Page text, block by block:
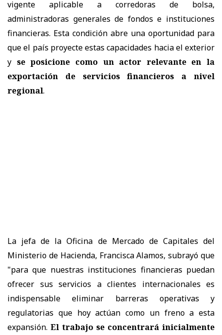
vigente aplicable a corredoras de bolsa,
administradoras generales de fondos e instituciones
financieras. Esta condición abre una oportunidad para
que el país proyecte estas capacidades hacia el exterior
y se posicione como un actor relevante en la
exportación de servicios financieros a nivel
regional.
La jefa de la Oficina de Mercado de Capitales del
Ministerio de Hacienda, Francisca Alamos, subrayó que
"para que nuestras instituciones financieras puedan
ofrecer sus servicios a clientes internacionales es
indispensable eliminar barreras operativas y
regulatorias que hoy actúan como un freno a esta
expansión. El trabajo se concentrará inicialmente